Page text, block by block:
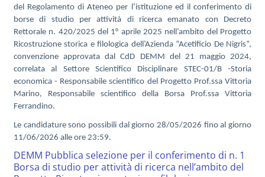
del Regolamento di Ateneo per l’istituzione ed il conferimento di
borse di studio per attività di ricerca emanato con Decreto
Rettorale n. 420/2025 del 1° aprile 2025 nell’ambito del Progetto
Ricostruzione storica e filologica dell’Azienda “Acetificio De Nigris”,
convenzione approvata dal CdD DEMM del 21 maggio 2024,
correlata al Settore Scientifico Disciplinare STEC-01/B -Storia
economica - Responsabile scientifico del Progetto Prof.ssa Vittoria
Marino, Responsabile scientifico della Borsa Prof.ssa Vittoria
Ferrandino.
Le candidature sono possibili dal giorno 28/05/2026 fino al giorno
11/06/2026 alle ore 23:59.
DEMM Pubblica selezione per il conferimento di n. 1
Borsa di studio per attività di ricerca nell’ambito del